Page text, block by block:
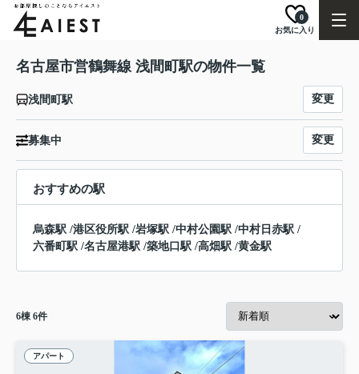
お気に入り
0
名古屋市営鶴舞線 浅間町駅の物件一覧
浅間町駅 変更
募集中 変更
おすすめの駅
烏森駅 /港区役所駅 /岩塚駅 /中村公園駅 /中村日赤駅 /
六番町駅 /名古屋港駅 /築地口駅 /高畑駅 /黄金駅
6棟 6件
アパート